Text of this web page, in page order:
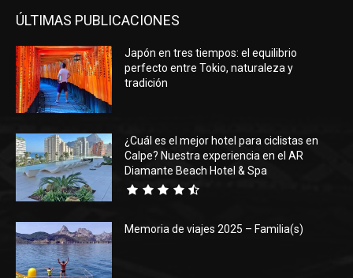
ÚLTIMAS PUBLICACIONES
Japón en tres tiempos: el equilibrio
perfecto entre Tokio, naturaleza y
tradición
¿Cuál es el mejor hotel para ciclistas en
Calpe? Nuestra experiencia en el AR
Diamante Beach Hotel & Spa
Memoria de viajes 2025 – Familia(s)